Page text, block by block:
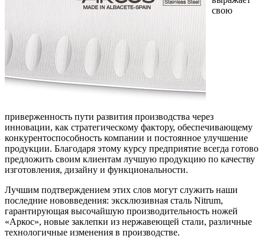
свою
приверженность пути развития производства через
инновации, как стратегическому фактору, обеспечивающему
конкурентоспособность компании и постоянное улучшение
продукции. Благодаря этому курсу предприятие всегда готово
предложить своим клиентам лучшую продукцию по качеству
изготовления, дизайну и функциональности.
Лучшим подтверждением этих слов могут служить наши
последние нововведения: эксклюзивная сталь Nitrum,
гарантирующая высочайшую производительность ножей
«Аркос», новые заклепки из нержавеющей стали, различные
технологичные изменения в производстве.